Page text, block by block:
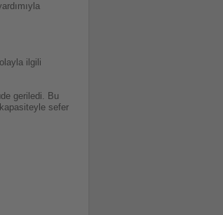
ilgili
geriledi. Bu
sefer